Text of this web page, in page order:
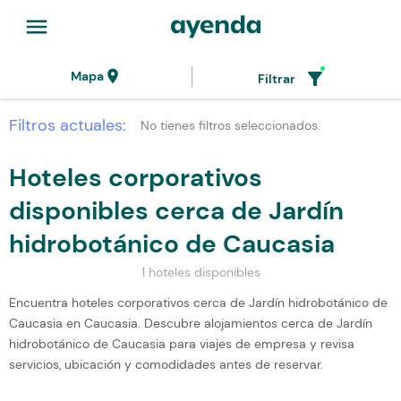
menu
Mapalocation_on Filtrar filter_alt
Filtros actuales: No tienes filtros seleccionados.
Hoteles corporativos
disponibles cerca de Jardín
hidrobotánico de Caucasia
1 hoteles disponibles
Encuentra hoteles corporativos cerca de Jardín hidrobotánico de
Caucasia en Caucasia. Descubre alojamientos cerca de Jardín
hidrobotánico de Caucasia para viajes de empresa y revisa
servicios, ubicación y comodidades antes de reservar.